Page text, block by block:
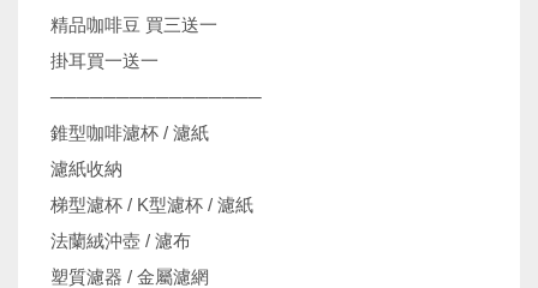
精品咖啡豆 買三送一
掛耳買一送一
────────────────
錐型咖啡濾杯 / 濾紙
濾紙收納
梯型濾杯 / K型濾杯 / 濾紙
法蘭絨沖壺 / 濾布
塑質濾器 / 金屬濾網